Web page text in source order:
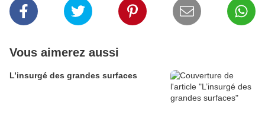
Vous aimerez aussi
L’insurgé des grandes surfaces